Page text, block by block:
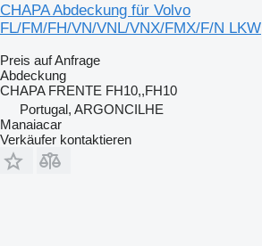
CHAPA Abdeckung für Volvo
FL/FM/FH/VN/VNL/VNX/FMX/F/N LKW
Preis auf Anfrage
Abdeckung
CHAPA FRENTE FH10,,FH10
Portugal, ARGONCILHE
Manaiacar
Verkäufer kontaktieren